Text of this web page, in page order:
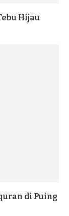
Hijau
di Puing